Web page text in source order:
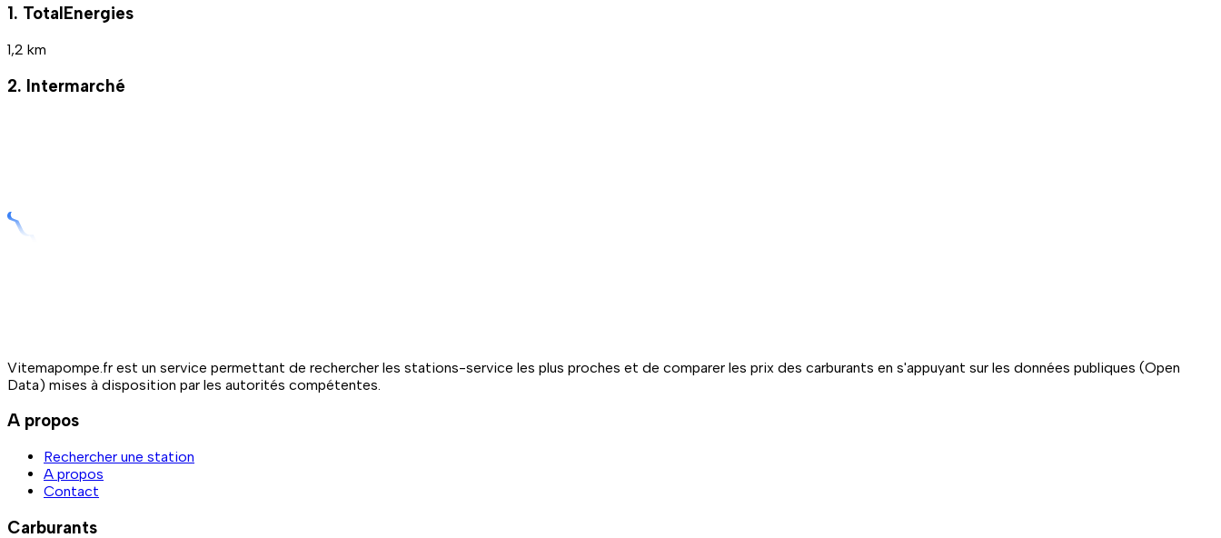
1. TotalEnergies
1,2 km
2. Intermarché
Vitemapompe.fr est un service permettant de rechercher les stations-service les plus proches et de comparer les prix des carburants en s'appuyant sur les données publiques (Open
Data) mises à disposition par les autorités compétentes.
A propos
Rechercher une station
A propos
Contact
Carburants